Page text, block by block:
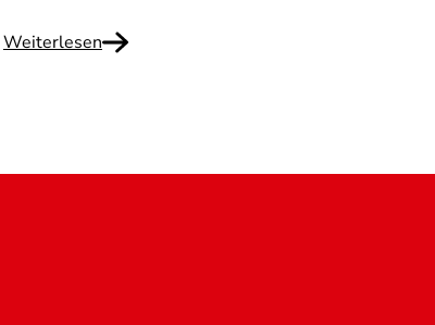
Weiterlesen